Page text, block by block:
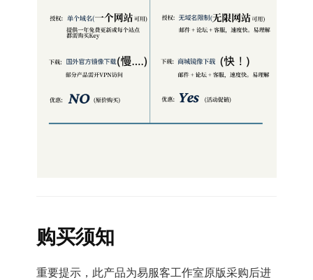
购买须知
重要提示，此产品为易服客工作室原版采购后进